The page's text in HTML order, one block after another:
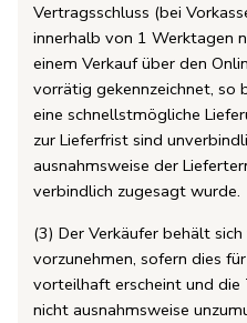
Vertragsschluss (bei
innerhalb von 1 Werktagen
einem Verkauf über den
vorrätig gekennzeichnet, so
eine schnellstmögliche
zur Lieferfrist sind
ausnahmsweise der
verbindlich zugesagt wurde.
(3) Der Verkäufer behält
vorzunehmen, sofern dies
vorteilhaft erscheint und die
nicht ausnahmsweise